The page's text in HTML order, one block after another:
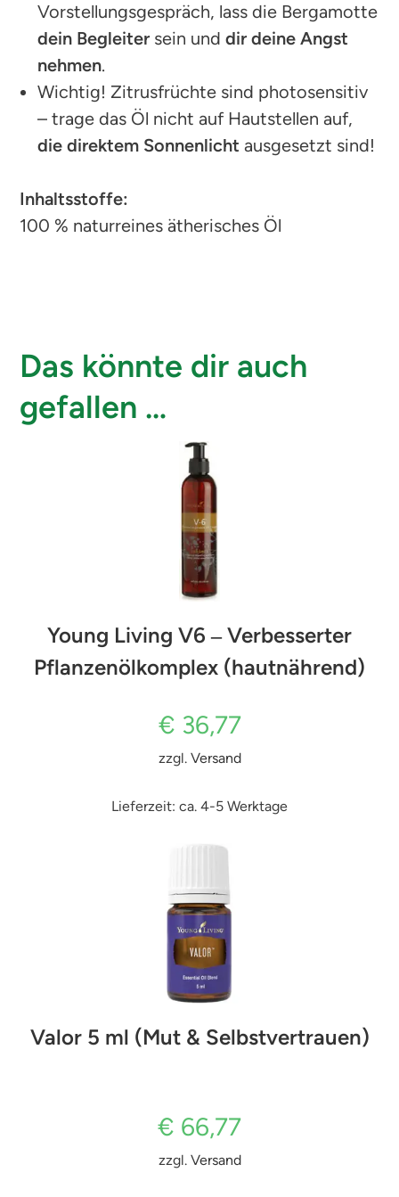
Vorstellungsgespräch, lass die Bergamotte
dein Begleiter sein unddir deine Angst
nehmen.
Wichtig! Zitrusfrüchte sind photosensitiv
– trage das Öl nicht auf Hautstellen auf,
die direktem Sonnenlicht ausgesetzt sind!
Inhaltsstoffe:
100 % naturreines ätherisches Öl
Das könnte dir auch
gefallen …
Young Living V6 ‒ Verbesserter
Pflanzenölkomplex (hautnährend)
€ 36,77
zzgl. Versand
Lieferzeit: ca. 4-5 Werktage
Valor 5 ml (Mut & Selbstvertrauen)
€ 66,77
zzgl. Versand